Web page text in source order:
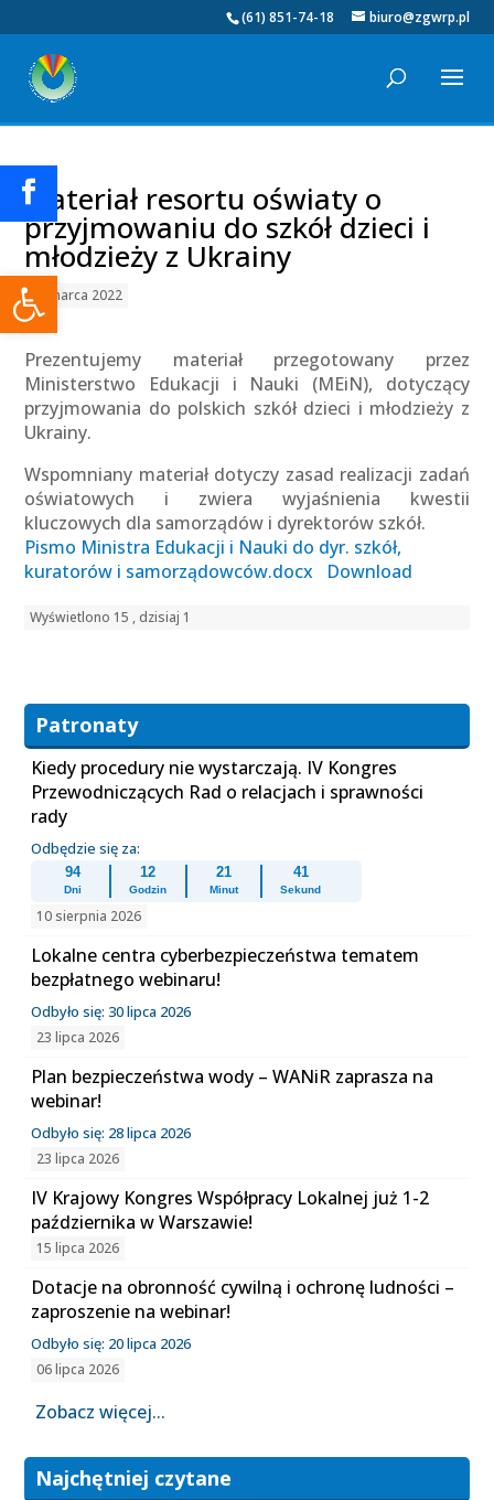
Otwórz pasek narzędzi
(61) 851-74-18 biuro@zgwrp.pl
Materiał resortu oświaty o
przyjmowaniu do szkół dzieci i
młodzieży z Ukrainy
24 marca 2022
Prezentujemy materiał przegotowany przez
Ministerstwo Edukacji i Nauki (MEiN), dotyczący
przyjmowania do polskich szkół dzieci i młodzieży z
Ukrainy.
Wspomniany materiał dotyczy zasad realizacji zadań
oświatowych i zwiera wyjaśnienia kwestii
kluczowych dla samorządów i dyrektorów szkół.
Pismo Ministra Edukacji i Nauki do dyr. szkół,
kuratorów i samorządowców.docx
Download
Wyświetlono 15 , dzisiaj 1
Patronaty
Kiedy procedury nie wystarczają. IV Kongres
Przewodniczących Rad o relacjach i sprawności
rady
Odbędzie się za:
94
Dni
12
Godzin
21
Minut
41
Sekund
10 sierpnia 2026
Lokalne centra cyberbezpieczeństwa tematem
bezpłatnego webinaru!
Odbyło się: 30 lipca 2026
23 lipca 2026
Plan bezpieczeństwa wody – WANiR zaprasza na
webinar!
Odbyło się: 28 lipca 2026
23 lipca 2026
IV Krajowy Kongres Współpracy Lokalnej już 1-2
października w Warszawie!
15 lipca 2026
Dotacje na obronność cywilną i ochronę ludności –
zaproszenie na webinar!
Odbyło się: 20 lipca 2026
06 lipca 2026
Zobacz więcej...
Najchętniej czytane